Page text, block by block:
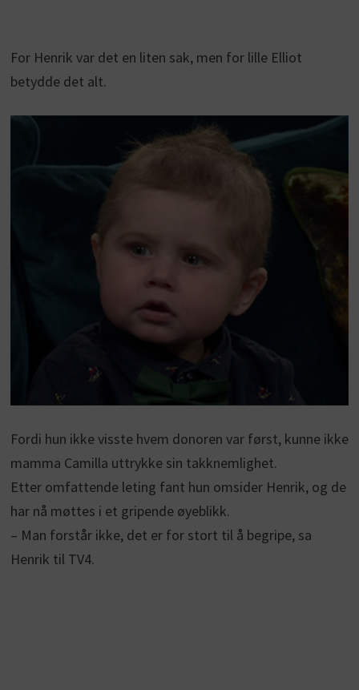
For Henrik var det en liten sak, men for lille Elliot
betydde det alt.
Fordi hun ikke visste hvem donoren var først, kunne ikke
mamma Camilla uttrykke sin takknemlighet.
Etter omfattende leting fant hun omsider Henrik, og de
har nå møttes i et gripende øyeblikk.
– Man forstår ikke, det er for stort til å begripe, sa
Henrik til TV4.